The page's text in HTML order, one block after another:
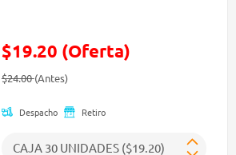
$19.20 (Oferta)
Precio reducido de
$24.00(Antes)(Oferta)
Despacho Retiro